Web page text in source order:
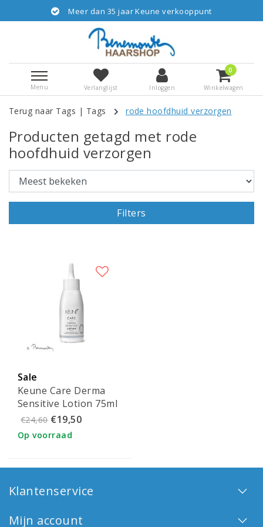
Meer dan 35 jaar Keune verkooppunt
Menu Verlanglijst Inloggen
0
Winkelwagen
Terug naar Tags | Tags rode hoofdhuid verzorgen
Producten getagd met rode
hoofdhuid verzorgen
Filters
Sale
Keune Care Derma
Sensitive Lotion 75ml
€24,60 €19,50
Op voorraad
Klantenservice
Mijn account